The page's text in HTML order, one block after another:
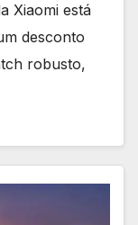
Xiaomi está
desconto
robusto,